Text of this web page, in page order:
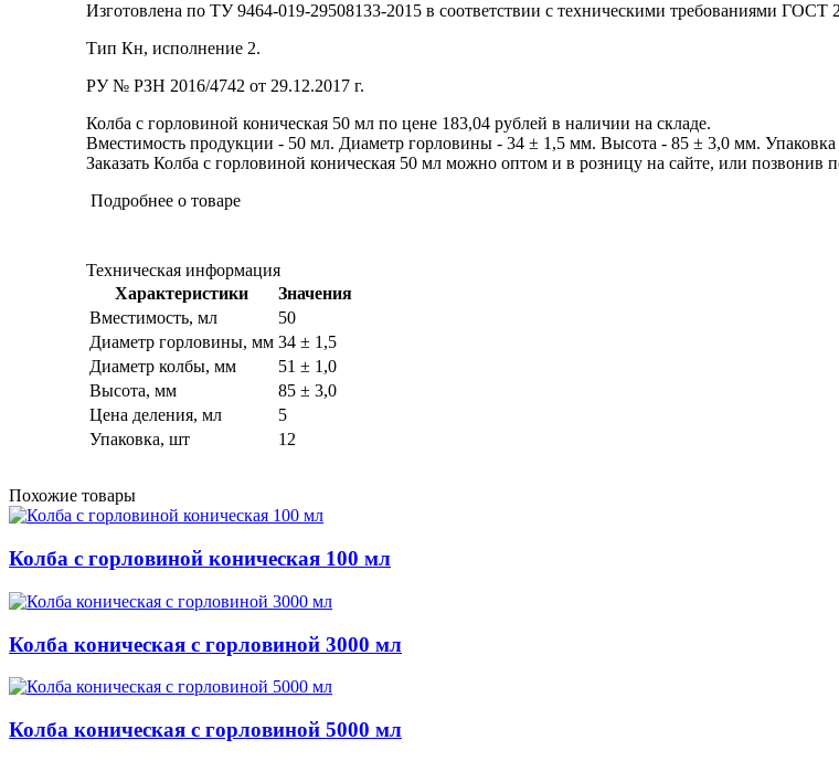
Изготовлена по ТУ 9464-019-29508133-2015 в соответствии с техническими требованиями ГОСТ
Тип Кн, исполнение 2.
РУ № РЗН 2016/4742 от 29.12.2017 г.
Колба с горловиной коническая 50 мл по цене 183,04 рублей в наличии на складе.
Вместимость продукции - 50 мл. Диаметр горловины - 34 ± 1,5 мм. Высота - 85 ± 3,0 мм. Упаковка
Заказать Колба с горловиной коническая 50 мл можно оптом и в розницу на сайте, или позвонив
Подробнее о товаре
Техническая информация
Характеристики
Значения
Вместимость, мл
50
Диаметр горловины, мм 34 ± 1,5
Диаметр колбы, мм
51 ± 1,0
Высота, мм
85 ± 3,0
Цена деления, мл
5
Упаковка, шт
12
Похожие товары
Колба с горловиной коническая 100 мл
Колба коническая с горловиной 3000 мл
Колба коническая с горловиной 5000 мл